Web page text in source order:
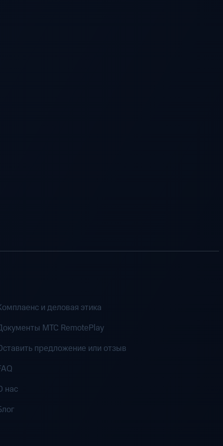
и деловая этика
MTC RemotePlay
предложение или отзыв
нас